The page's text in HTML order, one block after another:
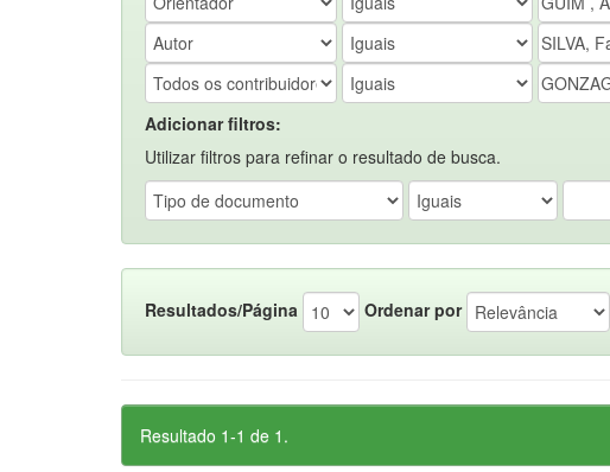
Adicionar filtros:
Utilizar filtros para refinar o resultado de busca.
Resultados/Página Ordenar por
Resultado 1-1 de 1.